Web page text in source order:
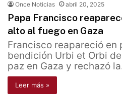
Once Noticias abril 20, 2025
Papa Francisco
alto al fuego en Gaza
Francisco reapareció en
bendición Urbi et Orbi
paz en Gaza y rechazó
Leer más »